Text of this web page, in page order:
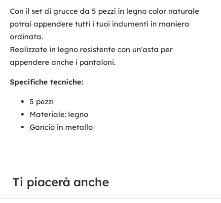
Con il set di grucce da 5 pezzi in legno color naturale
potrai appendere tutti i tuoi indumenti in maniera
ordinata.
Realizzate in legno resistente con un'asta per
appendere anche i pantaloni.
Specifiche tecniche:
5 pezzi
Materiale: legno
Gancio in metallo
Ti piacerà anche